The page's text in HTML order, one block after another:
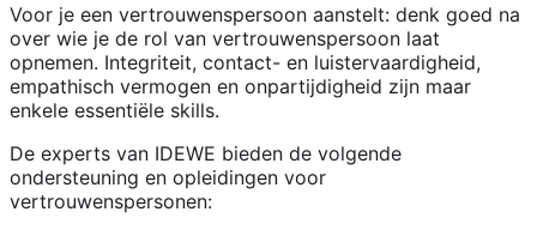
Voor je een vertrouwenspersoon aanstelt: denk goed na
over wie je de rol van vertrouwenspersoon laat
opnemen. Integriteit, contact- en luistervaardigheid,
empathisch vermogen en onpartijdigheid zijn maar
enkele essentiële skills.
De experts van IDEWE bieden de volgende
ondersteuning en opleidingen voor
vertrouwenspersonen: